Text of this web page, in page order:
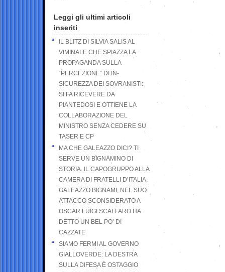
Leggi gli ultimi articoli
inseriti
IL BLITZ DI SILVIA SALIS AL
VIMINALE CHE SPIAZZA LA
PROPAGANDA SULLA
“PERCEZIONE” DI IN-
SICUREZZA DEI SOVRANISTI:
SI FA RICEVERE DA
PIANTEDOSI E OTTIENE LA
COLLABORAZIONE DEL
MINISTRO SENZA CEDERE SU
TASER E CP
MA CHE GALEAZZO DICI? TI
SERVE UN BIGNAMINO DI
STORIA. IL CAPOGRUPPO ALLA
CAMERA DI FRATELLI D’ITALIA,
GALEAZZO BIGNAMI, NEL SUO
ATTACCO SCONSIDERATO A
OSCAR LUIGI SCALFARO HA
DETTO UN BEL PO’ DI
CAZZATE
SIAMO FERMI AL GOVERNO
GIALLOVERDE: LA DESTRA
SULLA DIFESA È OSTAGGIO